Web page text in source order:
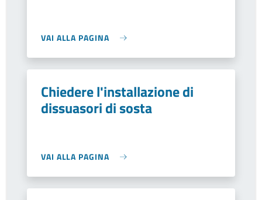
VAI ALLA PAGINA
Chiedere l'installazione di
dissuasori di sosta
VAI ALLA PAGINA